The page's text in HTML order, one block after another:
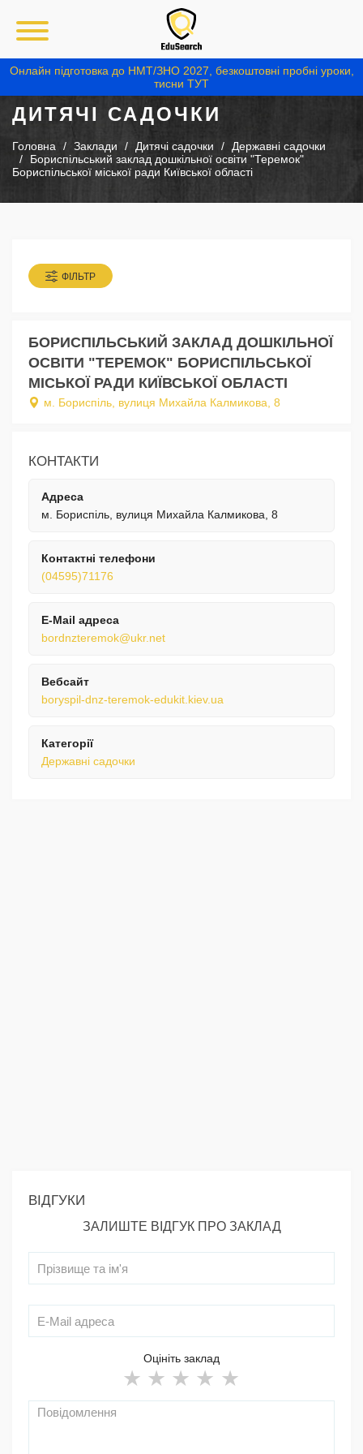
Онлайн підготовка до НМТ/ЗНО 2027, безкоштовні пробні уроки,
тисни ТУТ
ДИТЯЧІ САДОЧКИ
Головна Заклади Дитячі садочки
Державні садочки
Бориспільський заклад дошкільної освіти "Теремок"
Бориспільської міської ради Київської області
ФІЛЬТР
БОРИСПІЛЬСЬКИЙ ЗАКЛАД ДОШКІЛЬНОЇ
ОСВІТИ "ТЕРЕМОК" БОРИСПІЛЬСЬКОЇ
МІСЬКОЇ РАДИ КИЇВСЬКОЇ ОБЛАСТІ
м. Бориспіль, вулиця Михайла Калмикова, 8
КОНТАКТИ
Адреса
м. Бориспіль, вулиця Михайла Калмикова, 8
Контактні телефони
(04595)71176
E-Mail адреса
bordnzteremok@ukr.net
Вебсайт
boryspil-dnz-teremok-edukit.kiev.ua
Категорії
Державні садочки
ВІДГУКИ
ЗАЛИШТЕ ВІДГУК ПРО ЗАКЛАД
Оцініть заклад